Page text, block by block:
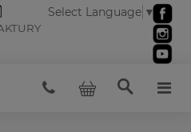
Select Language ▼